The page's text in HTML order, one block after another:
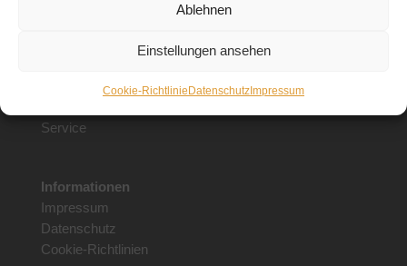
Ablehnen
Einstellungen ansehen
Cookie-RichtlinieDatenschutzImpressum
Service
Informationen
Impressum
Datenschutz
Cookie-Richtlinien